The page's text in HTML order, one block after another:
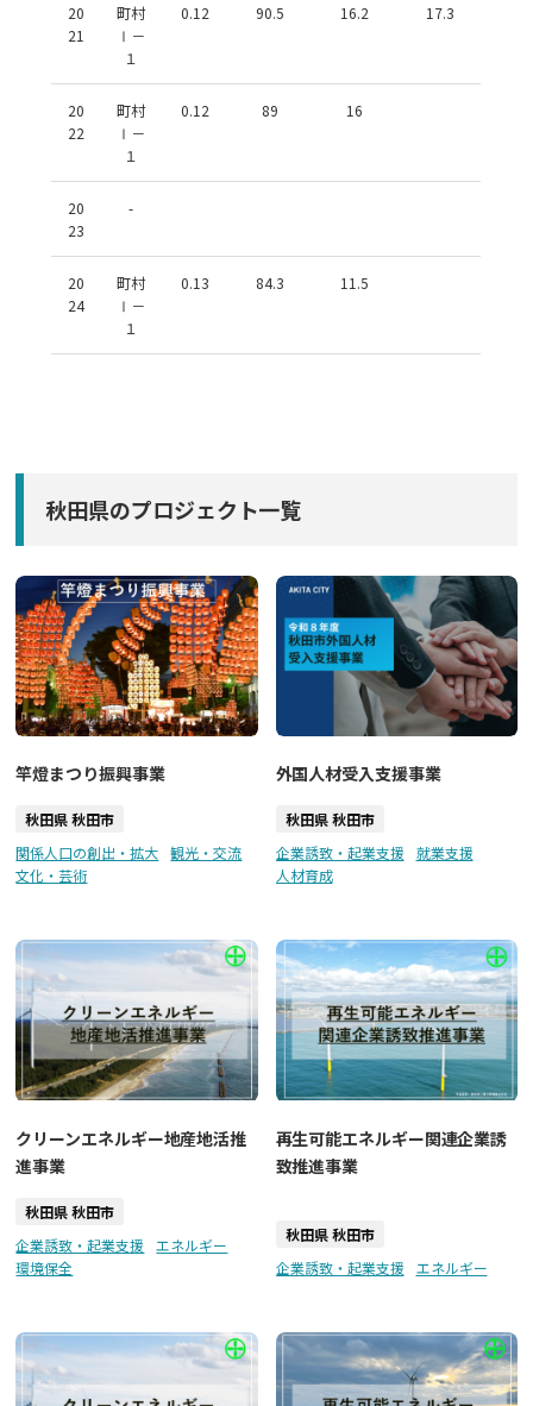
20
21
町村
Ⅰ－
１
0.12 90.5 16.2 17.3
20
22
町村
Ⅰ－
１
0.12 89 16
20
23
-
20
24
町村
Ⅰ－
１
0.13 84.3 11.5
秋田県のプロジェクト一覧
竿燈まつり振興事業
秋田県 秋田市
関係人口の創出・拡大
観光・交流
文化・芸術
外国人材受入支援事業
秋田県 秋田市
企業誘致・起業支援
就業支援
人材育成
クリーンエネルギー地産地活推
進事業
秋田県 秋田市
企業誘致・起業支援
エネルギー
環境保全
再生可能エネルギー関連企業誘
致推進事業
秋田県 秋田市
企業誘致・起業支援
エネルギー